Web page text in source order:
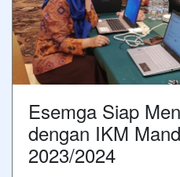
Esemga Siap
dengan IKM
2023/2024